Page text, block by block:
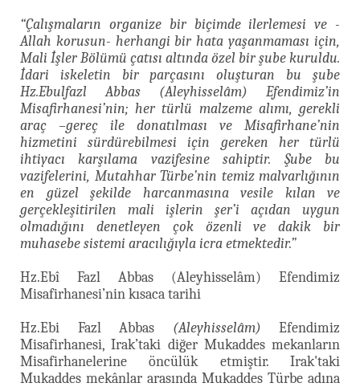
“Çalışmaların organize bir biçimde ilerlemesi ve -
Allah korusun- herhangi bir hata yaşanmaması için,
Mali İşler Bölümü çatısı altında özel bir şube kuruldu.
İdari iskeletin bir parçasını oluşturan bu şube
Hz.Ebulfazl Abbas (Aleyhisselâm) Efendimiz’in
Misafirhanesi’nin; her türlü malzeme alımı, gerekli
araç –gereç ile donatılması ve Misafirhane’nin
hizmetini sürdürebilmesi için gereken her türlü
ihtiyacı karşılama vazifesine sahiptir. Şube bu
vazifelerini, Mutahhar Türbe’nin temiz malvarlığının
en güzel şekilde harcanmasına vesile kılan ve
gerçekleşitirilen mali işlerin şer’i açıdan uygun
olmadığını denetleyen çok özenli ve dakik bir
muhasebe sistemi aracılığıyla icra etmektedir.”
Hz.Ebî Fazl Abbas (Aleyhisselâm) Efendimiz
Misafirhanesi’nin kısaca tarihi
Hz.Ebi Fazl Abbas (Aleyhisselâm) Efendimiz
Misafirhanesi, Irak’taki diğer Mukaddes mekanların
Misafirhanelerine öncülük etmiştir. Irak'taki
Mukaddes mekânlar arasında Mukaddes Türbe adına